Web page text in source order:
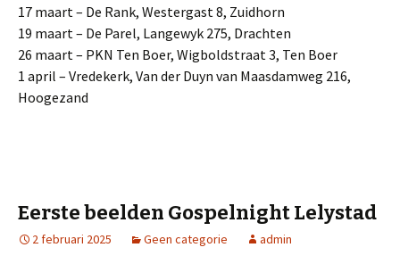
17 maart – De Rank, Westergast 8, Zuidhorn
19 maart – De Parel, Langewyk 275, Drachten
26 maart – PKN Ten Boer, Wigboldstraat 3, Ten Boer
1 april – Vredekerk, Van der Duyn van Maasdamweg 216,
Hoogezand
Eerste beelden Gospelnight Lelystad
2 februari 2025 Geen categorie admin